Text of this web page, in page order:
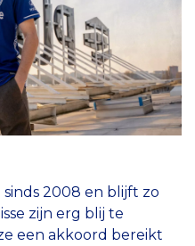
sinds 2008 en blijft zo
zijn erg blij te
een akkoord bereikt